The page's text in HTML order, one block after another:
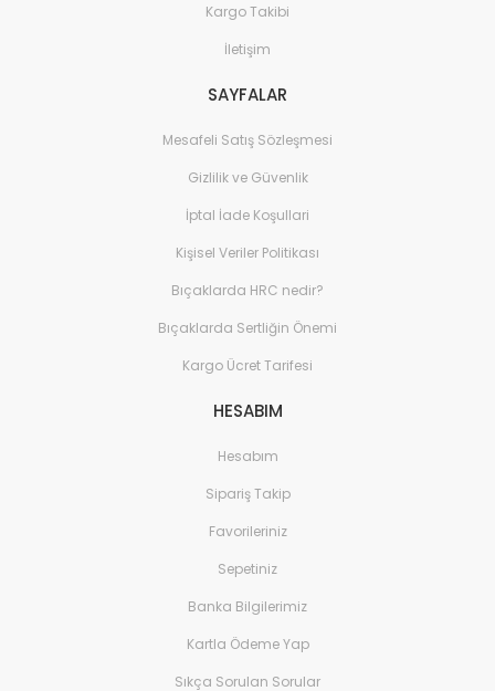
Kargo Takibi
İletişim
SAYFALAR
Mesafeli Satış Sözleşmesi
Gizlilik ve Güvenlik
İptal İade Koşullari
Kişisel Veriler Politikası
Bıçaklarda HRC nedir?
Bıçaklarda Sertliğin Önemi
Kargo Ücret Tarifesi
HESABIM
Hesabım
Sipariş Takip
Favorileriniz
Sepetiniz
Banka Bilgilerimiz
Kartla Ödeme Yap
Sıkça Sorulan Sorular